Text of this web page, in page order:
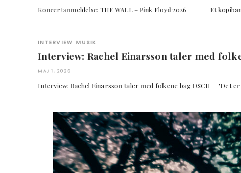
Koncertanmeldelse: THE WALL – Pink Floyd 2026 Et
INTERVIEW MUSIK
Interview: Rachel Einarsson taler med
MAJ 1, 2026
Interview: Rachel Einarsson taler med folkene bag DSCH "Det